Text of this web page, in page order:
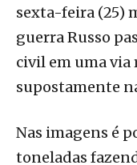
sexta-feira (25)
guerra Russo
civil em uma via
supostamente
Nas imagens é
toneladas